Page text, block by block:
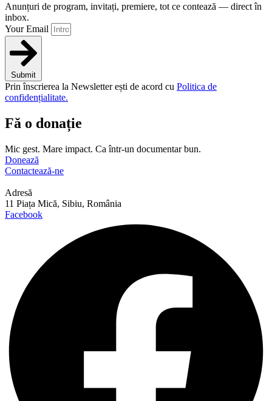
Anunțuri de program, invitați, premiere, tot ce contează — direct în
inbox.
Your Email
Submit
Prin înscrierea la Newsletter ești de acord cu Politica de
confidențialitate.
Fă o donație
Mic gest. Mare impact. Ca într-un documentar bun.
Donează
Contactează-ne
Adresă
11 Piața Mică, Sibiu, România
Facebook